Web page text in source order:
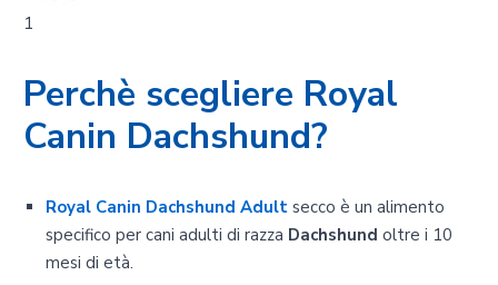
1
Perchè scegliere Royal
Canin Dachshund?
Royal Canin Dachshund Adult secco è un alimento
specifico per cani adulti di razza Dachshund oltre i 10
mesi di età.